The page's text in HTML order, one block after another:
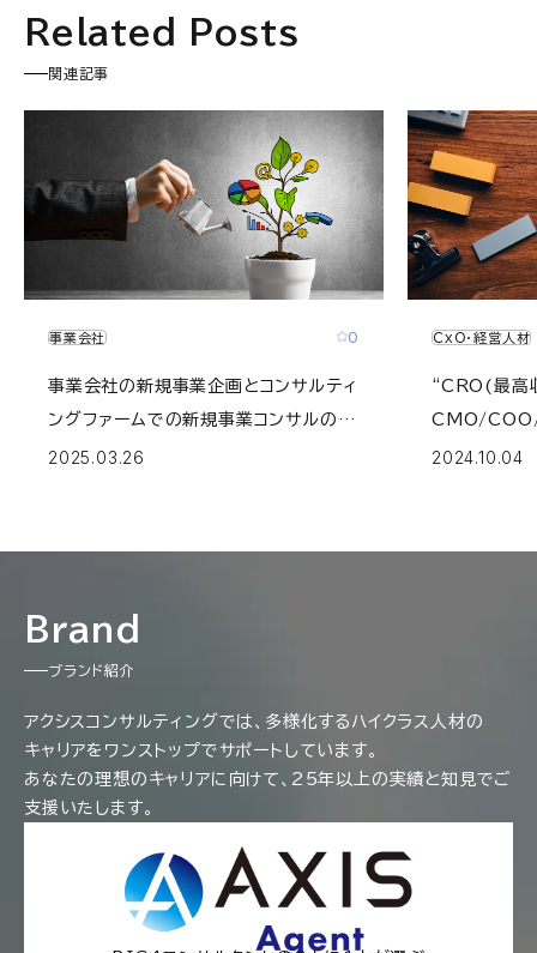
Related Posts
関連記事
事業会社 0
事業会社の新規事業企画とコンサルティ
ングファームでの新規事業コンサルの違
い
2025.03.26
CxO・経営人材
“CRO(最高
CMO/
長/BizDevと
2024.10.04
Brand
ブランド紹介
アクシスコンサルティングでは、多様化するハイクラス人材の
キャリアをワンストップでサポートしています。
あなたの理想のキャリアに向けて、25年以上の実績と知見でご
支援いたします。